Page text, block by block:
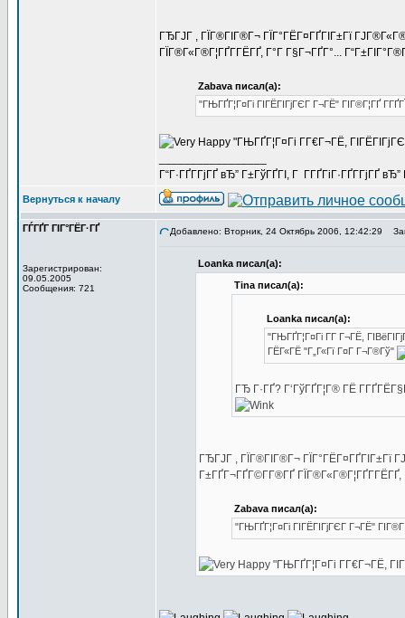
ГЂГЈГ , ГЇГ®ГІГ®Г¬ ГЇГ°ГЁГ¤ГҐГІГ±Гї
ГЇГ®Г«Г®Г¦ГҐГ­ГЁГҐ, Г°Г Г§Г¬ГҐГ°...
Zabava писал(а):
"ГЊГҐГ¦Г¤Гі ГІГЁГІГјГЄГ Г¬ГЁ" ГІГ®Г¦ГҐ
"ГЊГҐГ¦Г¤Гі Г­Г€Г¬ГЁ,
Г“Г·ГҐГ­ГјГҐ вЂ” Г±ГўГҐГІ, Г Г­ГҐГіГ·ГҐГ­ГјГҐ
Вернуться к началу
ГЃГҐГ ГІГ°ГЁГ·ГҐ
Зарегистрирован:
09.05.2005
Сообщения: 721
Добавлено: Вторник, 24 Октябрь 2006, 12:42:29
Loanka писал(а):
Tina писал(а):
Loanka писал(а):
"ГЊГҐГ¦Г¤Гі Г­Г Г¬ГЁ,
ГЁГ«ГЁ "Г„Г«Гї Г¤Г Г¬Г®Гў"
ГЂ Г·ГҐ? Г‘ГўГҐГ¦Г® ГЁ
ГЂГЈГ , ГЇГ®ГІГ®Г¬ ГЇГ°ГЁГ¤ГҐГІГ±Гї
Г±ГҐГ¬ГҐГ©Г­Г®ГҐ ГЇГ®Г«Г®Г¦ГҐГ­ГЁГҐ,
Zabava писал(а):
"ГЊГҐГ¦Г¤Гі ГІГЁГІГјГЄГ Г¬ГЁ"
"ГЊГҐГ¦Г¤Гі Г­Г€Г¬ГЁ,